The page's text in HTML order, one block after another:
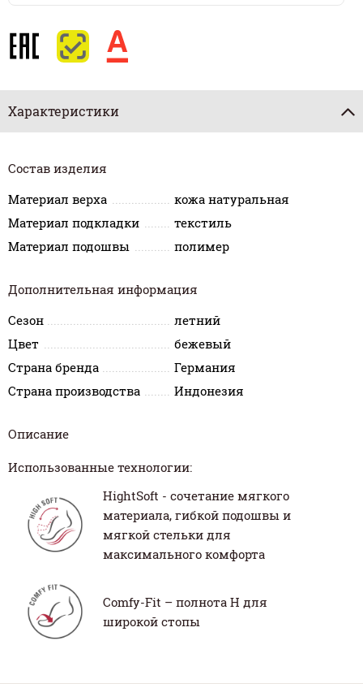
Характеристики
Состав изделия
Материал верха
кожа натуральная
Материал подкладки
текстиль
Материал подошвы
полимер
Дополнительная информация
Сезон
летний
Цвет
бежевый
Страна бренда
Германия
Страна производства
Индонезия
Описание
Использованные технологии:
HightSoft - сочетание мягкого
материала, гибкой подошвы и
мягкой стельки для
максимального комфорта
Comfy-Fit – полнота H для
широкой стопы